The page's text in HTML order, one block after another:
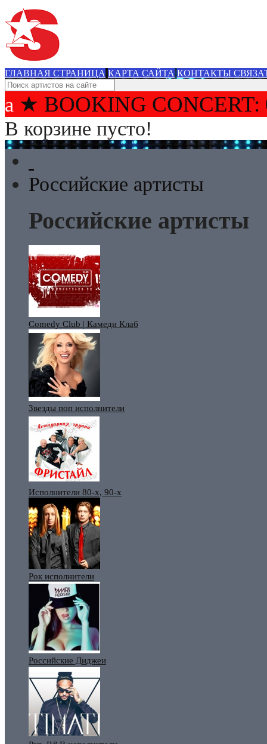
ГЛАВНАЯ СТРАНИЦА КАРТА САЙТА КОНТАКТЫ
★ BOOKING
В корзине пусто!
Российские артисты
Российские артисты
Comedy Club | Камеди Клаб
Звезды поп исполнители
Исполнители 80-х, 90-х
Рок исполнители
Российские Диджеи